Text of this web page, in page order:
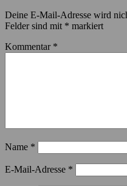
Deine E-Mail-Adresse wird
Felder sind mit * markiert
Kommentar *
Name *
E-Mail-Adresse *